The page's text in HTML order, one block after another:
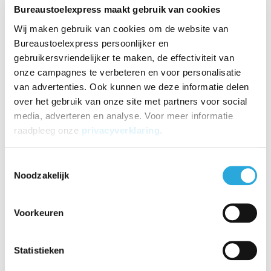
Bureaustoelexpress maakt gebruik van cookies
Wij maken gebruik van cookies om de website van
Bureaustoelexpress persoonlijker en
gebruikersvriendelijker te maken, de effectiviteit van
onze campagnes te verbeteren en voor personalisatie
van advertenties. Ook kunnen we deze informatie delen
over het gebruik van onze site met partners voor social
media, adverteren en analyse. Voor meer informatie
raadpleeg onze privacyverklaring.
Noodzakelijk
Voorkeuren
Statistieken
zwart
€1.508,87
€1.058,75 Incl. BTW
€875,00 Excl. BTW
Giroflex staat al vele jaren garant voor hoge Zwitserse
kwaliteit en prefecte pasvorm. Inmiddels zijn er miljoenen
het merk tot de absolute top in de kantoorvakhandel.
Giroflex bureaustoel
Giroflex staat al vele jaren garant voor hoge Zwitserse
Giroflex bureaustoelen verkocht wereldwijd en behoord